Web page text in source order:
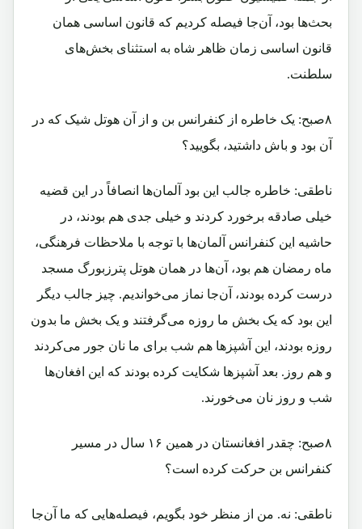
بحث‌ها بود، آن‌جا فیصله کردیم که قانون اساسی همان
قانون اساسی زمان ظاهر شاه به استثنای بخش‌های
سلطنت.
۸صبح: یک خاطره از کنفرانس بن و از آن هوتل شیک که در
آن بود و باش داشتید، بگویید؟
ناطقی: خاطره جالب این بود آلمان‌ها انصافاً در این قضیه
خیلی صادقه برخورد کردند و خیلی جدی هم بودند، در
حاشیه این کنفرانس آلمان‌ها با توجه با ملاحظات فرهنگی،
ماه رمضان هم بود، آن‌ها در همان هوتل پترزبورگ مسجد
درست کرده بودند، آن‌جا نماز می‌خواندیم. چیز جالب دیگر
این بود که یک بخش ما روزه می‌گرفتند و یک بخش ما بدون
روزه بودند، این آشپزها هم شب برای ما نان جور می‌کردند
و هم روز. بعد آشپزها شکایت کرده بودند که این افغان‌ها
شب و روز نان می‌خورند.
۸صبح: چقدر افغانستان در همین ۱۶ سال در مسیر
کنفرانس بن حرکت کرده است؟
ناطقی: نه. من از منظر خود بگویم، فیصله‌هایی که ما آن‌جا